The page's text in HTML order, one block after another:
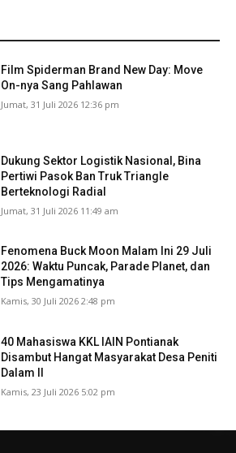
Film Spiderman Brand New Day: Move
On-nya Sang Pahlawan
Jumat, 31 Juli 2026 12:36 pm
Dukung Sektor Logistik Nasional, Bina
Pertiwi Pasok Ban Truk Triangle
Berteknologi Radial
Jumat, 31 Juli 2026 11:49 am
Fenomena Buck Moon Malam Ini 29 Juli
2026: Waktu Puncak, Parade Planet, dan
Tips Mengamatinya
Kamis, 30 Juli 2026 2:48 pm
40 Mahasiswa KKL IAIN Pontianak
Disambut Hangat Masyarakat Desa Peniti
Dalam II
Kamis, 23 Juli 2026 5:02 pm